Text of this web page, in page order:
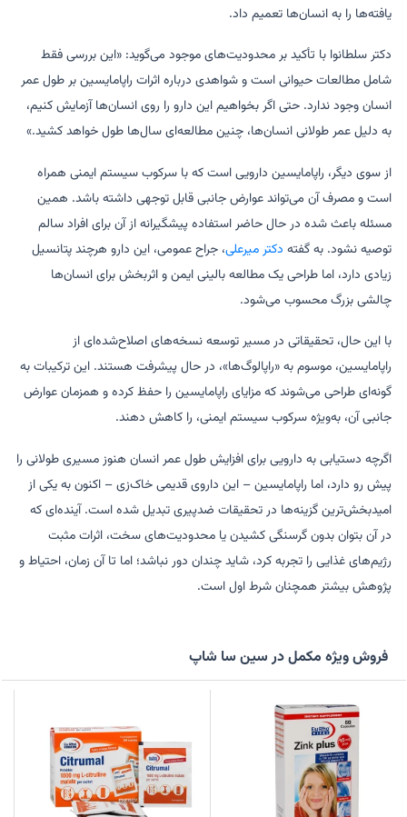
یافته‌ها را به انسان‌ها تعمیم داد.
دکتر سلطانوا با تأکید بر محدودیت‌های موجود می‌گوید: «این بررسی فقط
شامل مطالعات حیوانی است و شواهدی درباره اثرات راپامایسین بر طول عمر
انسان وجود ندارد. حتی اگر بخواهیم این دارو را روی انسان‌ها آزمایش کنیم،
به دلیل عمر طولانی انسان‌ها، چنین مطالعه‌ای سال‌ها طول خواهد کشید.»
از سوی دیگر، راپامایسین دارویی است که با سرکوب سیستم ایمنی همراه
است و مصرف آن می‌تواند عوارض جانبی قابل توجهی داشته باشد. همین
مسئله باعث شده در حال حاضر استفاده پیشگیرانه از آن برای افراد سالم
توصیه نشود. به گفته دکتر میرعلی، جراح عمومی، این دارو هرچند پتانسیل
زیادی دارد، اما طراحی یک مطالعه بالینی ایمن و اثربخش برای انسان‌ها
چالشی بزرگ محسوب می‌شود.
با این حال، تحقیقاتی در مسیر توسعه نسخه‌های اصلاح‌شده‌ای از
راپامایسین، موسوم به «راپالوگ‌ها»، در حال پیشرفت هستند. این ترکیبات به
گونه‌ای طراحی می‌شوند که مزایای راپامایسین را حفظ کرده و همزمان عوارض
جانبی آن، به‌ویژه سرکوب سیستم ایمنی، را کاهش دهند.
اگرچه دستیابی به دارویی برای افزایش طول عمر انسان هنوز مسیری طولانی را
پیش رو دارد، اما راپامایسین – این داروی قدیمی خاک‌زی – اکنون به یکی از
امیدبخش‌ترین گزینه‌ها در تحقیقات ضدپیری تبدیل شده است. آینده‌ای که
در آن بتوان بدون گرسنگی کشیدن یا محدودیت‌های سخت، اثرات مثبت
رژیم‌های غذایی را تجربه کرد، شاید چندان دور نباشد؛ اما تا آن زمان، احتیاط و
پژوهش بیشتر همچنان شرط اول است.
فروش ویژه مکمل در سین سا شاپ